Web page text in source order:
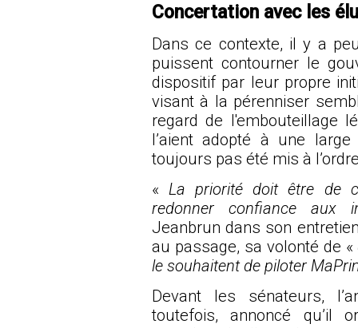
Concertation avec les
Dans ce contexte, il y a
puissent contourner le
dispositif par leur propre
visant à la pérenniser
regard de l'embouteillage
l’aientadopté à une large
toujours pas été mis à
« La priorité doit être de
redonner confiance aux
Jeanbrun dans son
au passage, sa volonté de «
le souhaitent de piloter
Devant les sénateurs,
toutefois, annoncé qu’il